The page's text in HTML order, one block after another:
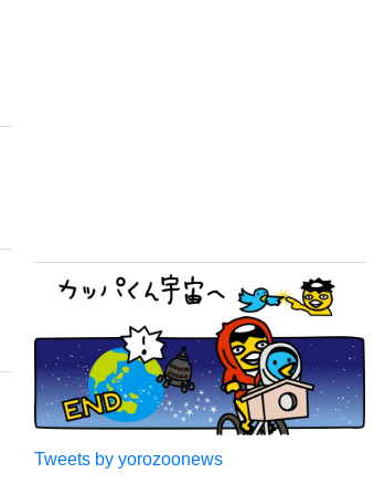
Tweets by yorozoonews